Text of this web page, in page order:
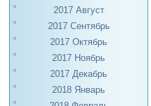
2017 Август
2017 Сентябрь
2017 Октябрь
2017 Ноябрь
2017 Декабрь
2018 Январь